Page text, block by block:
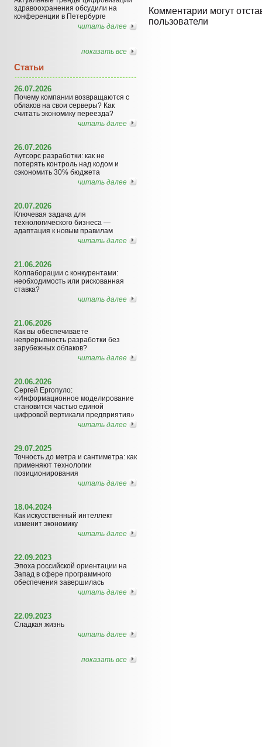
здравоохранения обсудили на
конференции в Петербурге
читать далее
показать все
Статьи
26.07.2026
Почему компании возвращаются с
облаков на свои серверы? Как
считать экономику переезда?
читать далее
26.07.2026
Аутсорс разработки: как не
потерять контроль над кодом и
сэкономить 30% бюджета
читать далее
20.07.2026
Ключевая задача для
технологического бизнеса —
адаптация к новым правилам
читать далее
21.06.2026
Коллаборации с конкурентами:
необходимость или рискованная
ставка?
читать далее
21.06.2026
Как вы обеспечиваете
непрерывность разработки без
зарубежных облаков?
читать далее
20.06.2026
Сергей Ергопуло:
«Информационное моделирование
становится частью единой
цифровой вертикали предприятия»
читать далее
29.07.2025
Точность до метра и сантиметра: как
применяют технологии
позиционирования
читать далее
18.04.2024
Как искусственный интеллект
изменит экономику
читать далее
22.09.2023
Эпоха российской ориентации на
Запад в сфере программного
обеспечения завершилась
читать далее
22.09.2023
Сладкая жизнь
читать далее
показать все
Комментарии могут
пользователи